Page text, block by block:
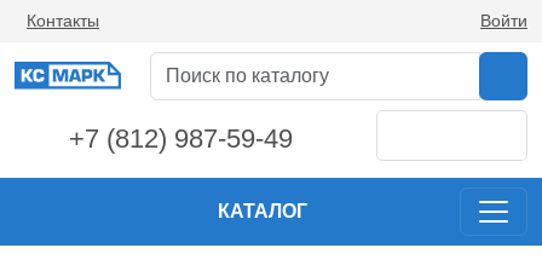
Контакты Войти
+7 (812) 987-59-49
КАТАЛОГ